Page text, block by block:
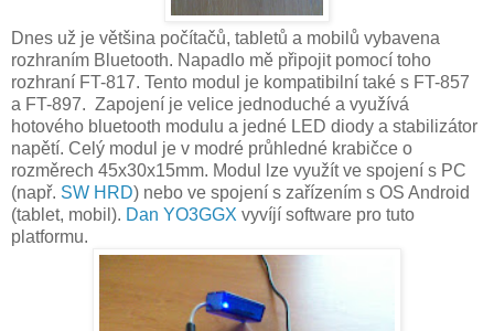
Dnes už je většina počítačů, tabletů a mobilů vybavena
rozhraním Bluetooth. Napadlo mě připojit pomocí toho
rozhraní FT-817. Tento modul je kompatibilní také s FT-857
a FT-897. Zapojení je velice jednoduché a využívá
hotového bluetooth modulu a jedné LED diody a stabilizátor
napětí. Celý modul je v modré průhledné krabičce o
rozměrech 45x30x15mm. Modul lze využít ve spojení s PC
(např. SW HRD) nebo ve spojení s zařízením s OS Android
(tablet, mobil). Dan YO3GGX vyvíjí software pro tuto
platformu.